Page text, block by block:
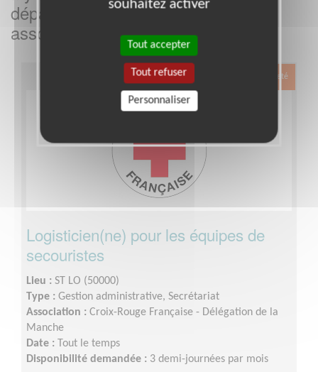
département
dans cette
association
Exclusion & Pauvreté
Logisticien(ne) pour les équipes de
secouristes
Lieu : ST LO (50000)
Type : Gestion administrative, Secrétariat
Association : Croix-Rouge Française - Délégation de la
Manche
Date : Tout le temps
Disponibilité demandée : 3 demi-journées par mois
souhaitez activer
Tout accepter
Tout refuser
Personnaliser